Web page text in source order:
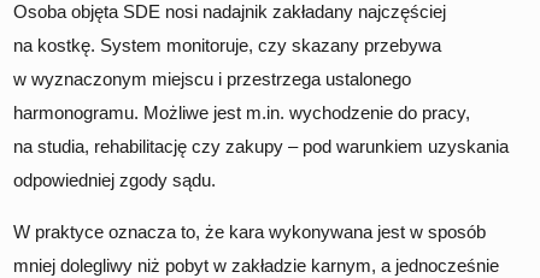
Osoba objęta SDE nosi nadajnik zakładany najczęściej
na kostkę. System monitoruje, czy skazany przebywa
w wyznaczonym miejscu i przestrzega ustalonego
harmonogramu. Możliwe jest m.in. wychodzenie do pracy,
na studia, rehabilitację czy zakupy – pod warunkiem uzyskania
odpowiedniej zgody sądu.
W praktyce oznacza to, że kara wykonywana jest w sposób
mniej dolegliwy niż pobyt w zakładzie karnym, a jednocześnie